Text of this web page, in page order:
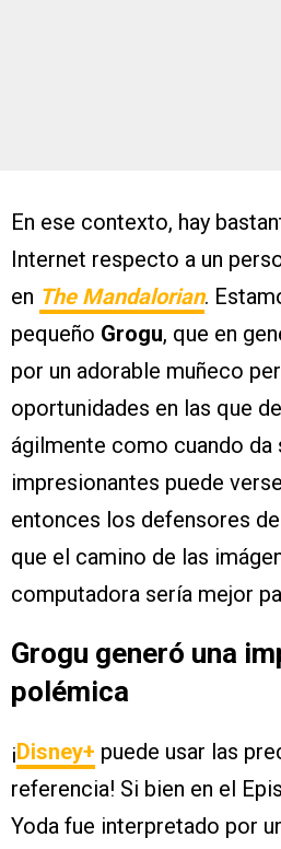
En ese contexto, hay
Internet respecto a un
en The Mandalorian.
pequeño Grogu, que en
por un adorable muñeco
oportunidades en las que
ágilmente como cuando da
impresionantes puede
entonces los defensores
que el camino de las
computadora sería mejor
Grogu generó una
polémica
¡Disney+ puede usar las
referencia! Si bien en el
Yoda fue interpretado por